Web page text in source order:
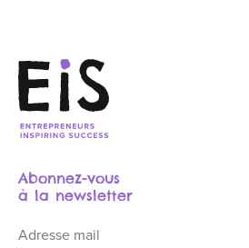
Abonnez-vous
à la newsletter